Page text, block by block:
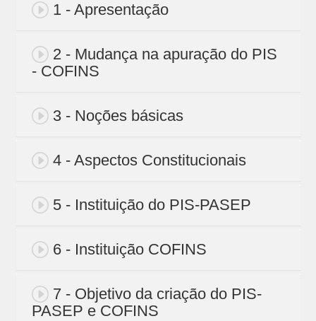
1 - Apresentação
2 - Mudança na apuração do PIS
- COFINS
3 - Noções básicas
4 - Aspectos Constitucionais
5 - Instituição do PIS-PASEP
6 - Instituição COFINS
7 - Objetivo da criação do PIS-
PASEP e COFINS